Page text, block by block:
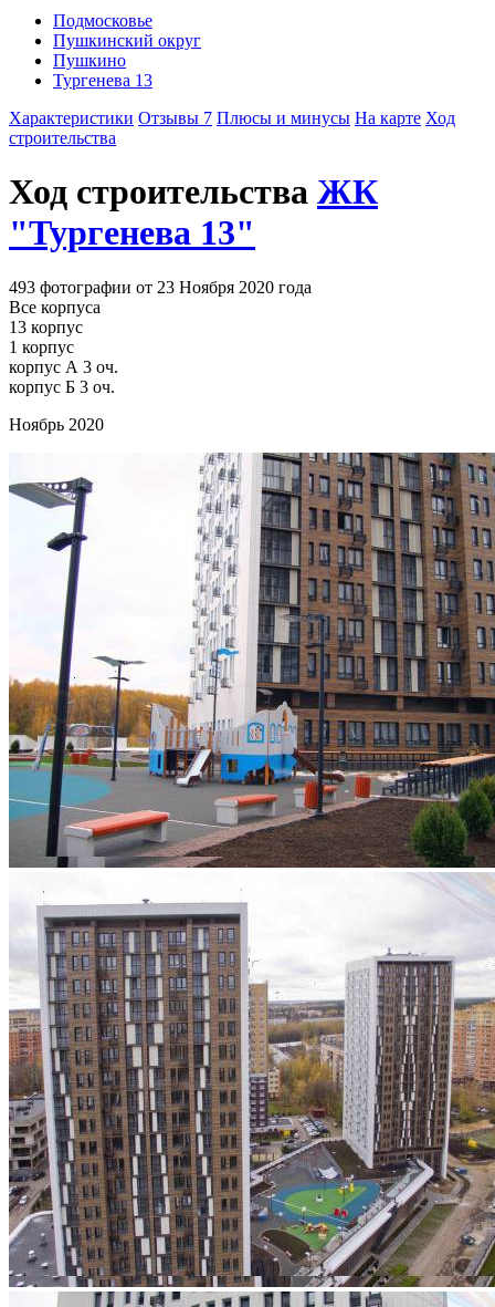
Подмосковье
Пушкинский округ
Пушкино
Тургенева 13
Характеристики Отзывы 7 Плюсы и минусы На карте Ход
строительства
Ход строительства ЖК
"Тургенева 13"
493 фотографии от 23 Ноября 2020 года
Все корпуса
13 корпус
1 корпус
корпус А 3 оч.
корпус Б 3 оч.
Ноябрь 2020